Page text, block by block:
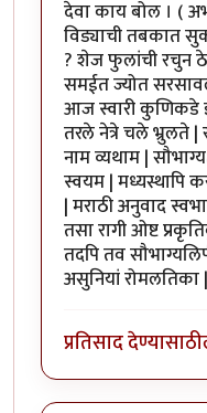
देवा काय बोल । (
विड्याची तबकात
? शेज फुलांची रचुन
समईत ज्योत
आज स्वारी कुणिकडे
तरले नेत्रे चले भ्रुलते |
नाम व्यथाम |
स्वयम | मध्यस्थापि
| मराठी अनुवाद
तसा रागी ओष्ट
तदपि तव
असुनियां रोमलतिका
प्रतिसाद देण्यासाठी